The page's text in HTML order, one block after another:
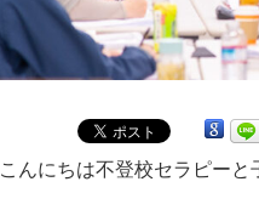
こんにちは不登校セラピーと